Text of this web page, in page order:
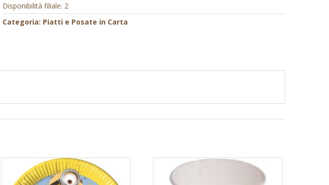
Disponibilità filiale: 2
Categoria: Piatti e Posate in Carta